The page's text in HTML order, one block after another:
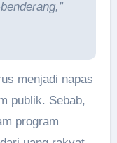
menjadi napas
publik. Sebab,
program